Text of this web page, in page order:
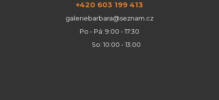
+420 603 199 413
galeriebarbara@seznam.cz
Po - Pá: 9:00 - 17:30
So: 10:00 - 13:00